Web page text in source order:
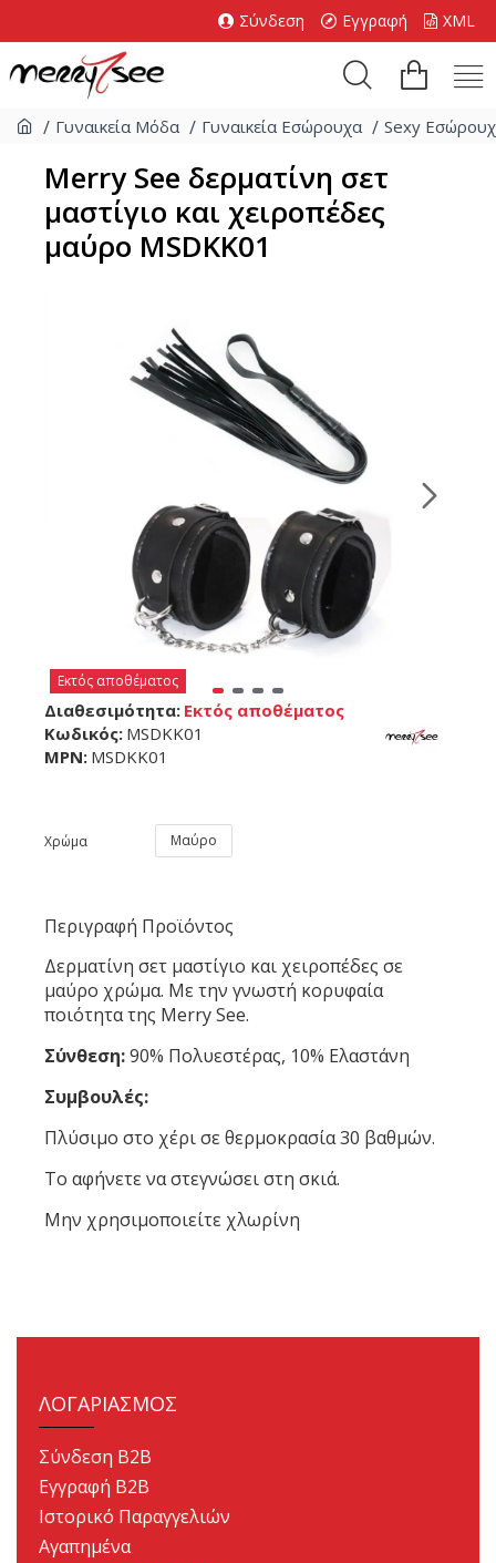
Σύνδεση Εγγραφή XML
Γυναικεία Μόδα Γυναικεία Εσώρουχα Sexy
Merry See δερματίνη σετ
μαστίγιο και χειροπέδες
μαύρο MSDKK01
Εκτός αποθέματος
Διαθεσιμότητα: Εκτός αποθέματος
Κωδικός: MSDKK01
MPN: MSDKK01
Χρώμα Μαύρο
Περιγραφή Προϊόντος
Δερματίνη σετ μαστίγιο και χειροπέδες σε
μαύρο χρώμα. Με την γνωστή κορυφαία
ποιότητα της Merry See.
Σύνθεση:90% Πολυεστέρας, 10% Ελαστάνη
Συμβουλές:
Πλύσιμο στο χέρι σε θερμοκρασία 30 βαθμών.
Το αφήνετε να στεγνώσει στη σκιά.
Μην χρησιμοποιείτε χλωρίνη
ΛΟΓΑΡΙΑΣΜΟΣ
Σύνδεση B2B
Εγγραφή B2B
Ιστορικό Παραγγελιών
Αγαπημένα